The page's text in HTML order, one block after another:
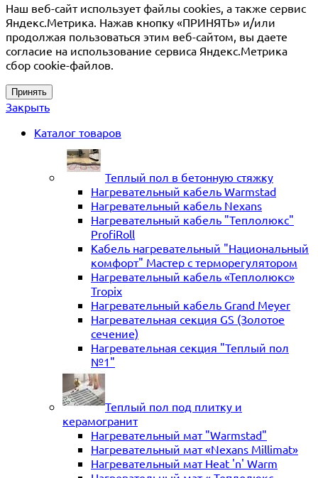
Наш веб-сайт использует файлы cookies, а также сервис
Яндекс.Метрика. Нажав кнопку «ПРИНЯТЬ» и/или
продолжая пользоваться этим веб-сайтом, вы даете
согласие на использование сервиса Яндекс.Метрика
сбор cookie-файлов.
Принять
Закрыть
Каталог товаров
Теплый пол в бетонную стяжку
Нагревательный кабель Warmstad
Нагревательный кабель Nexans
Нагревательный кабель "Теплолюкс"
ProfiRoll
Кабель нагревательный "Национальный
комфорт" Мастер с терморегулятором
Нагревательный кабель «Теплолюкс»
Tropix
Нагревательный кабель Grand Meyer
Нагревательная секция GS (Золотое
сечение)
Нагревательная секция "Теплый пол
№1"
Теплый пол под плитку и
керамогранит
Нагревательный мат "Warmstad"
Нагревательный мат «Nexans Millimat»
Нагревательный мат Heat 'n' Warm